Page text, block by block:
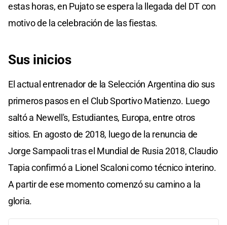
estas horas, en Pujato se espera la llegada del DT con
motivo de la celebración de las fiestas.
Sus inicios
El actual entrenador de la Selección Argentina dio sus
primeros pasos en el Club Sportivo Matienzo. Luego
saltó a Newell's, Estudiantes, Europa, entre otros
sitios. En agosto de 2018, luego de la renuncia de
Jorge Sampaoli tras el Mundial de Rusia 2018, Claudio
Tapia confirmó a Lionel Scaloni como técnico interino.
A partir de ese momento comenzó su camino a la
gloria.